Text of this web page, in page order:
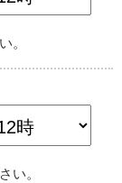
。
い。